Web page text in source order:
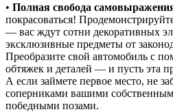
• Полная свобода
покрасоваться!
— вас ждут сотни декоративных
эксклюзивные предметы от
Преобразите свой автомобиль с
обтяжек и деталей — и пусть эта
А если займете первое место, не
соперниками вашими
победными позами.